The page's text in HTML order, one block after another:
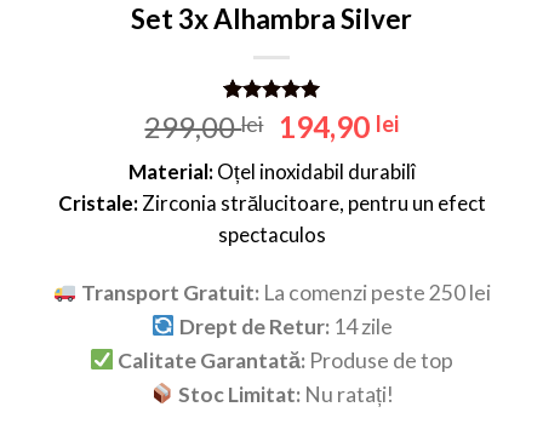
Set 3x Alhambra Silver
Evaluat la
5.00din 5
2
evaluări de
la clienți
299,00lei
Prețul
inițial
a
fost:
299,00 lei.
194,90 leiPrețul
curent
este:
194,90 lei.
Material:Oțel inoxidabil durabilî
Cristale:Zirconia strălucitoare, pentru un efect
spectaculos
Transport Gratuit:La comenzi peste 250 lei
Drept de Retur:14 zile
Calitate Garantată: Produse de top
Stoc Limitat:Nu ratați!